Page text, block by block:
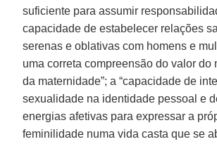
suficiente para assumir
capacidade de estabelecer relações
serenas e oblativas com homens e
uma correta compreensão do valor do
da maternidade”; a “capacidade de
sexualidade na identidade pessoal e
energias afetivas para expressar a
feminilidade numa vida casta que se